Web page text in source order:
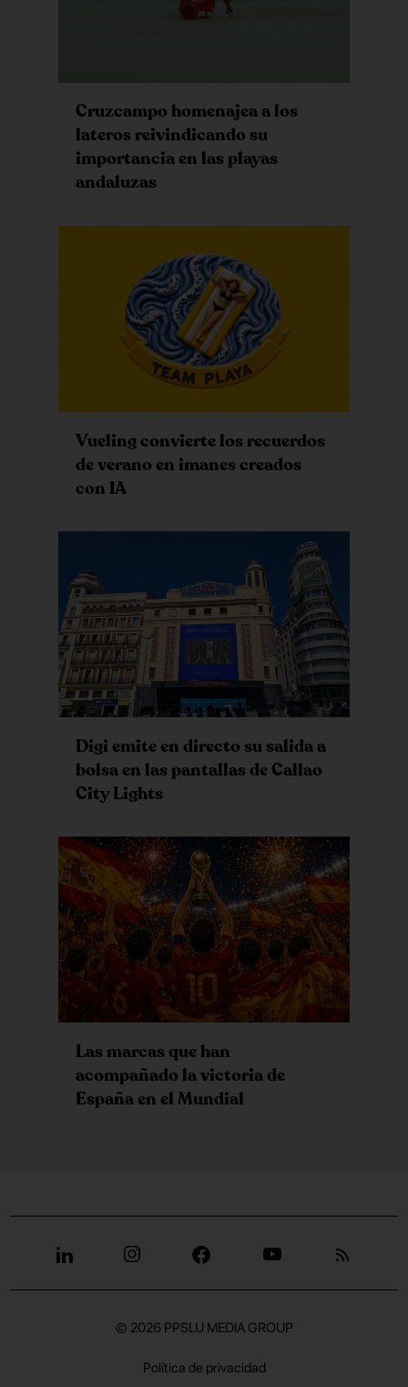
Cruzcampo homenajea a los
lateros reivindicando su
importancia en las playas
andaluzas
Vueling convierte los recuerdos
de verano en imanes creados
con IA
Digi emite en directo su salida a
bolsa en las pantallas de Callao
City Lights
Las marcas que han
acompañado la victoria de
España en el Mundial
© 2026 PPSLU MEDIA GROUP
Política de privacidad